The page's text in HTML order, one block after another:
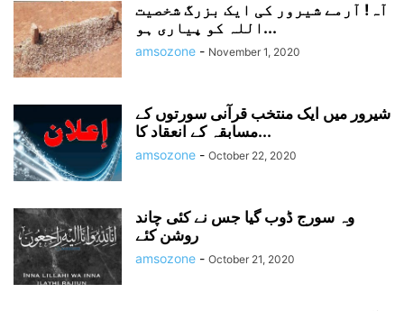
آہ! آرمے شیرور کی ایک بزرگ شخصیت
اللہ کو پیاری ہو...
amsozone - November 1, 2020
شیرور میں ایک منتخب قرآنی سورتوں کے
مسابقہ کے انعقاد کا...
amsozone - October 22, 2020
وہ سورج ڈوب گیا جس نے کئی چاند
روشن کئے
amsozone - October 21, 2020